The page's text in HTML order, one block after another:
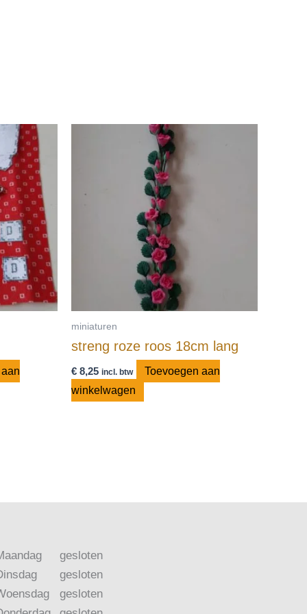
miniaturen
streng roze roos 18cm lang
€8,25 incl. btw
Toevoegen aan
winkelwagen
gesloten
gesloten
gesloten